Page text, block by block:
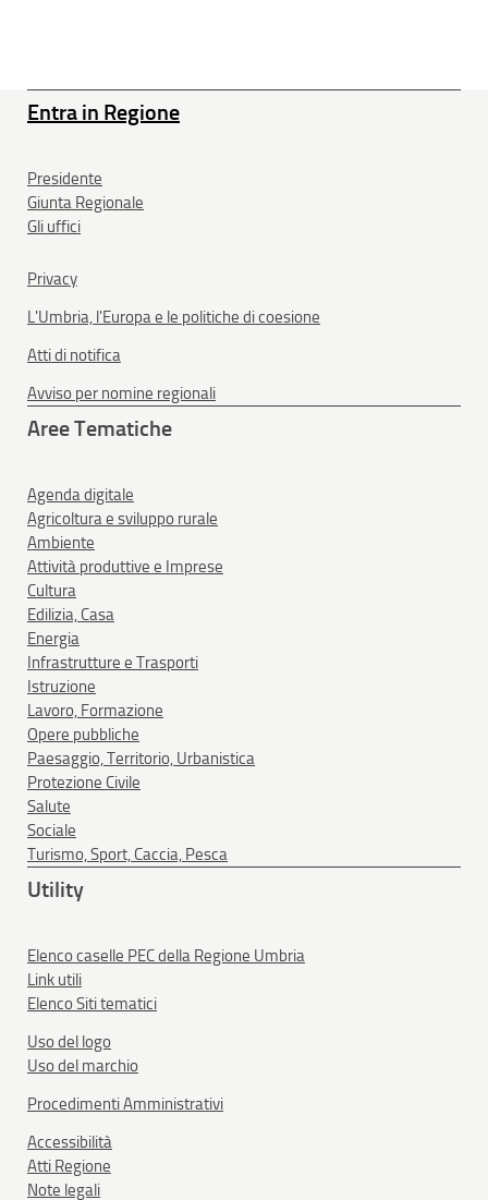
Entra in Regione
Presidente
Giunta Regionale
Gli uffici
Privacy
L'Umbria, l'Europa e le politiche di coesione
Atti di notifica
Avviso per nomine regionali
Aree Tematiche
Agenda digitale
Agricoltura e sviluppo rurale
Ambiente
Attività produttive e Imprese
Cultura
Edilizia, Casa
Energia
Infrastrutture e Trasporti
Istruzione
Lavoro, Formazione
Opere pubbliche
Paesaggio, Territorio, Urbanistica
Protezione Civile
Salute
Sociale
Turismo, Sport, Caccia, Pesca
Utility
Elenco caselle PEC della Regione Umbria
Link utili
Elenco Siti tematici
Uso del logo
Uso del marchio
Procedimenti Amministrativi
Accessibilità
Atti Regione
Note legali